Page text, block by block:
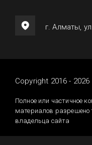
г. Алматы,
Copyright 2016 - 2026
Полное или частичное
материалов разрешено
владельца сайта